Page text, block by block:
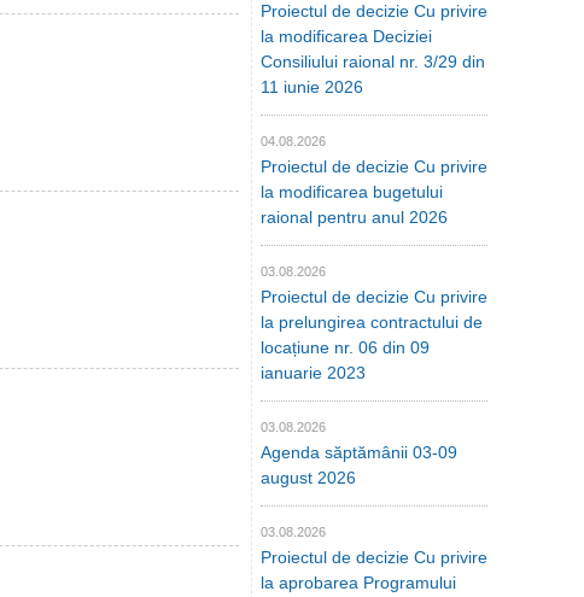
Proiectul de decizie Cu privire
la modificarea Deciziei
Consiliului raional nr. 3/29 din
11 iunie 2026
04.08.2026
Proiectul de decizie Cu privire
la modificarea bugetului
raional pentru anul 2026
03.08.2026
Proiectul de decizie Cu privire
la prelungirea contractului de
locațiune nr. 06 din 09
ianuarie 2023
03.08.2026
Agenda săptămânii 03-09
august 2026
03.08.2026
Proiectul de decizie Cu privire
la aprobarea Programului